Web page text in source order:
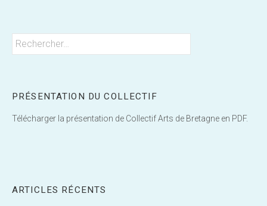
Rechercher :
PRÉSENTATION DU COLLECTIF
Télécharger la présentation de Collectif Arts de Bretagne en PDF.
ARTICLES RÉCENTS